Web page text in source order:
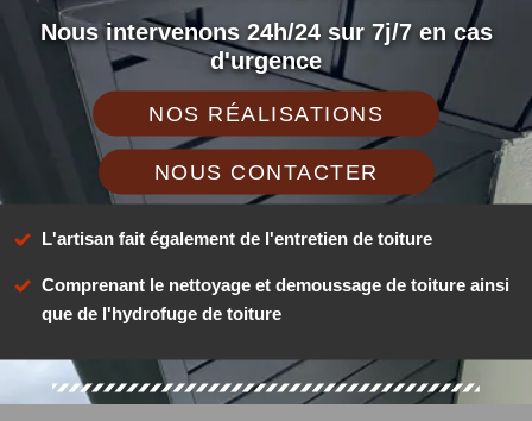
Nous intervenons 24h/24 sur 7j/7 en cas
d'urgence
NOS RÉALISATIONS
NOUS CONTACTER
L'artisan fait également de l'entretien de toiture
Comprenant le nettoyage et demoussage de toiture ainsi
que de l'hydrofuge de toiture